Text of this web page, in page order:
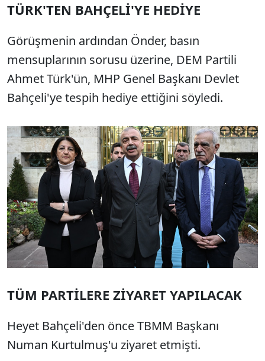
TÜRK'TEN BAHÇELİ'YE HEDİYE
Görüşmenin ardından Önder, basın
mensuplarının sorusu üzerine, DEM Partili
Ahmet Türk'ün, MHP Genel Başkanı Devlet
Bahçeli'ye tespih hediye ettiğini söyledi.
TÜM PARTİLERE ZİYARET YAPILACAK
Heyet Bahçeli'den önce TBMM Başkanı
Numan Kurtulmuş'u ziyaret etmişti.